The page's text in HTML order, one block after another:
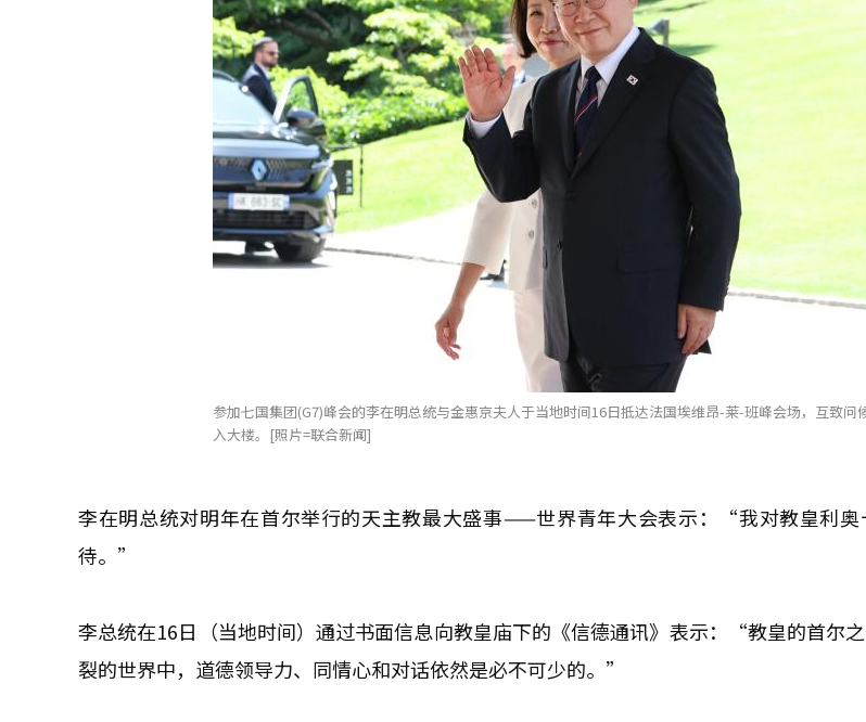
参加七国集团(G7)峰会的李在明总统与金惠京夫人于当地时间16日抵达法国埃维昂-莱-班峰会场，互致问
入大楼。[照片=联合新闻]
李在明总统对明年在首尔举行的天主教最大盛事——世界青年大会表示：“我对教皇利奥
待。”
李总统在16日（当地时间）通过书面信息向教皇庙下的《信德通讯》表示：“教皇的首尔
裂的世界中，道德领导力、同情心和对话依然是必不可少的。”